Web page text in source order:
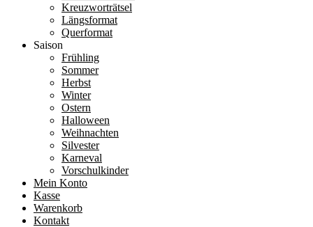
Kreuzworträtsel
Längsformat
Querformat
Saison
Frühling
Sommer
Herbst
Winter
Ostern
Halloween
Weihnachten
Silvester
Karneval
Vorschulkinder
Mein Konto
Kasse
Warenkorb
Kontakt